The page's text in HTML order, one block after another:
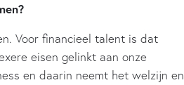
Voor financieel talent is dat
eisen gelinkt aan onze
en daarin neemt het welzijn en